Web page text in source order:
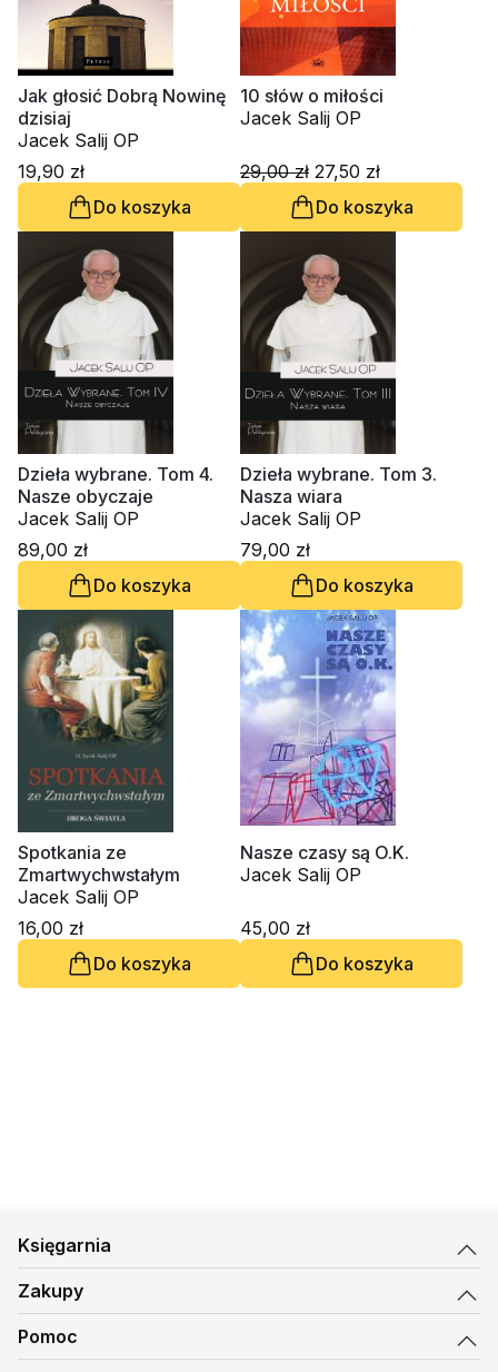
Jak głosić Dobrą Nowinę
dzisiaj
Jacek Salij OP
19,90 zł
Do koszyka
10 słów o miłości
Jacek Salij OP
29,00 zł 27,50 zł
Do koszyka
Dzieła wybrane. Tom 4.
Nasze obyczaje
Jacek Salij OP
89,00 zł
Do koszyka
Dzieła wybrane. Tom 3.
Nasza wiara
Jacek Salij OP
79,00 zł
Do koszyka
Spotkania ze
Zmartwychwstałym
Jacek Salij OP
16,00 zł
Do koszyka
Nasze czasy są O.K.
Jacek Salij OP
45,00 zł
Do koszyka
Księgarnia
Zakupy
Pomoc